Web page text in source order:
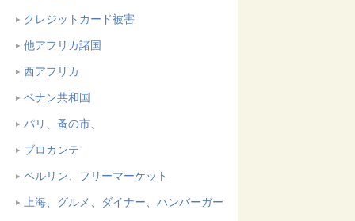
クレジットカード被害
他アフリカ諸国
西アフリカ
ベナン共和国
パリ、蚤の市、
ブロカンテ
ベルリン、フリーマーケット
上海、グルメ、ダイナー、ハンバーガー